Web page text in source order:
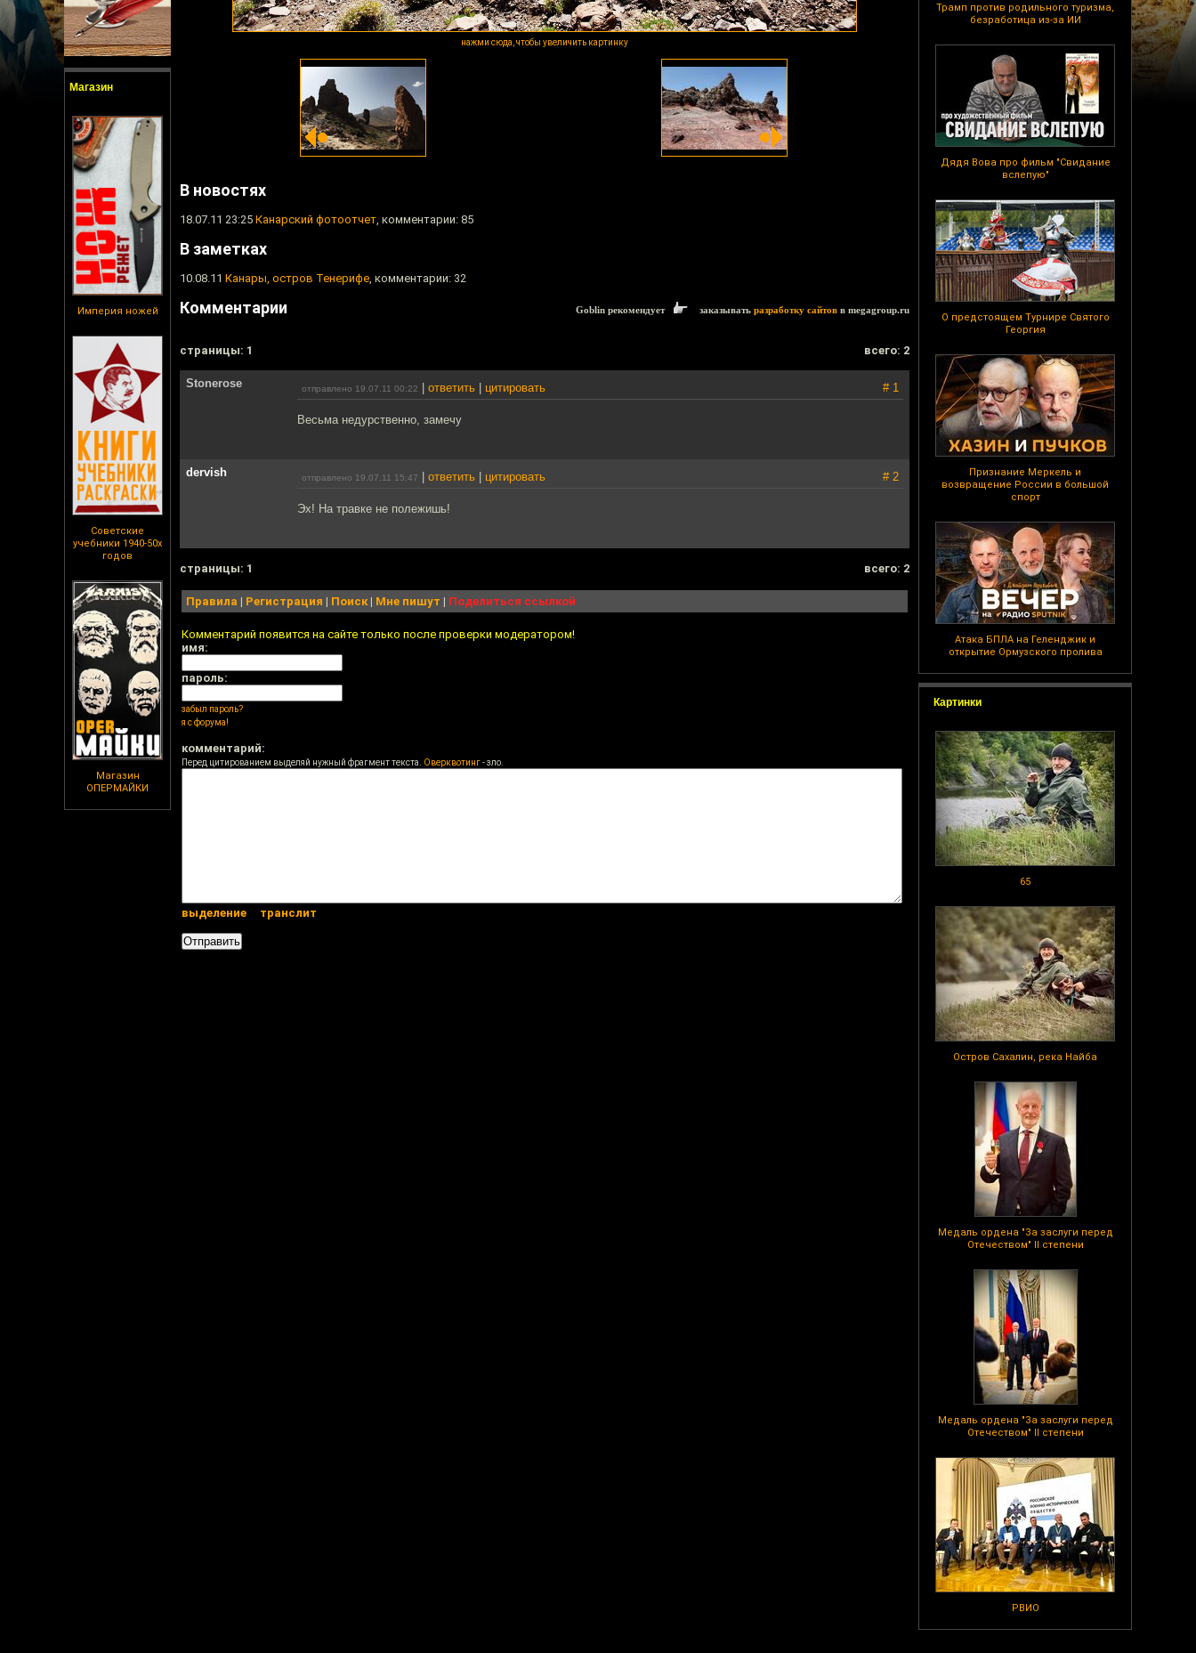
Магазин
Империя ножей
Советские
учебники 1940-50х
годов
Магазин
ОПЕРМАЙКИ
Трамп против родильного туризма,
безработица из-за ИИ
Дядя Вова про фильм "Свидание
вслепую"
О предстоящем Турнире Святого
Георгия
Признание Меркель и
возвращение России в большой
спорт
Атака БПЛА на Геленджик и
открытие Ормузского пролива
Картинки
65
Остров Сахалин, река Найба
Медаль ордена "За заслуги перед
Отечеством" II степени
Медаль ордена "За заслуги перед
Отечеством" II степени
РВИО
нажми сюда, чтобы увеличить картинку
В новостях
18.07.11 23:25 Канарский фотоотчет, комментарии: 85
В заметках
10.08.11 Канары, остров Тенерифе, комментарии: 32
Комментарии Goblin рекомендует заказывать разработку сайтов в megagroup.ru
cтраницы: 1 всего: 2
Stonerose отправлено 19.07.11 00:22 ответить цитировать # 1
Весьма недурственно, замечу
dervish отправлено 19.07.11 15:47 ответить цитировать # 2
Эх! На травке не полежишь!
cтраницы: 1 всего: 2
Правила | Регистрация | Поиск| Мне пишут | Поделиться ссылкой
Комментарий появится на сайте только после проверки модератором!
имя:
пароль:
забыл пароль?
я с форума!
комментарий:
Перед цитированием выделяй нужный фрагмент текста. Оверквотинг- зло.
выделение транслит